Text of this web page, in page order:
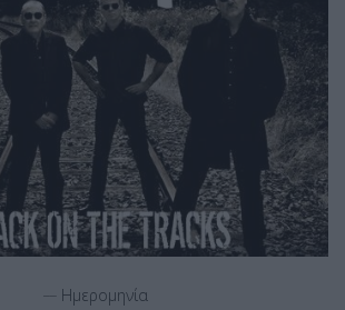
Ημερομηνία